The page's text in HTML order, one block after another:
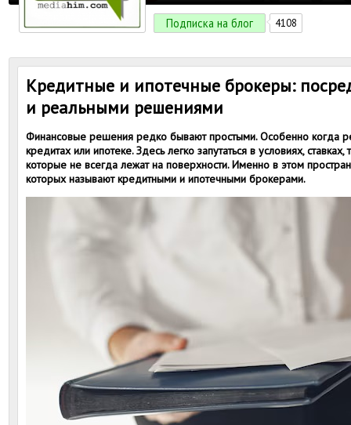
Подписка на блог 4108
Кредитные и ипотечные брокеры:
и реальными решениями
Финансовые решения редко бывают простыми. Особенно когда
кредитах или ипотеке. Здесь легко запутаться в условиях,
которые не всегда лежат на поверхности. Именно в этом
которых называют кредитными и ипотечными брокерами.